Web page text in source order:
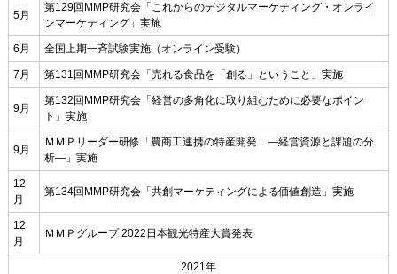
5月
第129回MMP研究会「これからのデジタルマーケティング・オンライ
ンマーケティング」実施
6月 全国上期一斉試験実施（オンライン受験）
7月 第131回MMP研究会「売れる食品を「創る」ということ」実施
9月
第132回MMP研究会「経営の多角化に取り組むために必要なポイン
ト」実施
9月
ＭＭＰリーダー研修「農商工連携の特産開発 ―経営資源と課題の分
析―」実施
12
月
第134回MMP研究会「共創マーケティングによる価値創造」実施
12
月
ＭＭＰグループ 2022日本観光特産大賞発表
2021年